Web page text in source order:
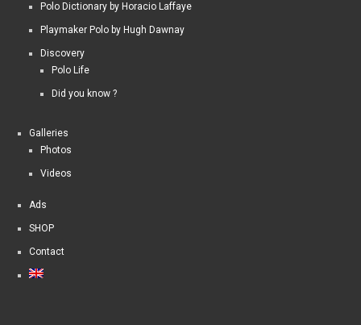
Polo Dictionary by Horacio Laffaye
Playmaker Polo by Hugh Dawnay
Discovery
Polo Life
Did you know ?
Galleries
Photos
Videos
Ads
SHOP
Contact